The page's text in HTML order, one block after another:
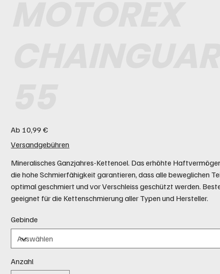
Ab Preis
10,99 €
Versandgebühren
Mineralisches Ganzjahres-Kettenoel. Das erhöhte
die hohe Schmierfähigkeit garantieren, dass alle beweglichen
optimal geschmiert und vor Verschleiss geschützt werden.
geeignet für die Kettenschmierung aller Typen und Hersteller.
Gebinde
Anzahl